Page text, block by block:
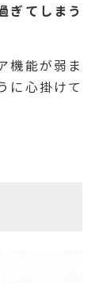
ぎてしまう
機能が弱ま
に心掛けて